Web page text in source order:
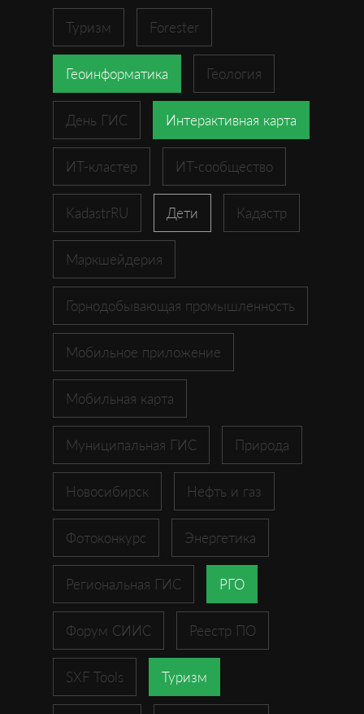
Туризм Forester
Геоинформатика Геология
День ГИС Интерактивная карта
ИТ-кластер ИТ-сообщество
KadastrRU Дети Кадастр
Маркшейдерия
Горнодобывающая промышленность
Мобильное приложение
Мобильная карта
Муниципальная ГИС Природа
Новосибирск Нефть и газ
Фотоконкурс Энергетика
Региональная ГИС РГО
Форум СИИС Реестр ПО
SXF Tools Туризм